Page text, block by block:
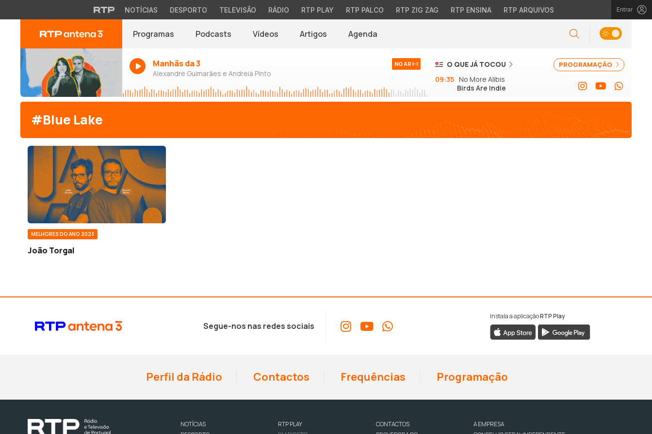
NOTÍCIAS DESPORTO TELEVISÃO RÁDIO RTP PLAY RTP PALCO RTP ZIG ZAG RTP ENSINA RTP ARQUIVOS Entrar
Programas Podcasts Vídeos Artigos Agenda
Manhãs da 3
Alexandre Guimarães e Andreia Pinto
NO AR PROGRAMAÇÃO
O QUE JÁ TOCOU
09:35 No More Alibis
Birds Are Indie
#Blue Lake
MELHORES DO ANO 2023
João Torgal
Segue-nos nas redes sociais
Instala a aplicaçãoRTP Play
Perfil da Rádio Contactos Frequências Programação
NOTÍCIAS
RTP PLAY
CONTACTOS
A EMPRESA